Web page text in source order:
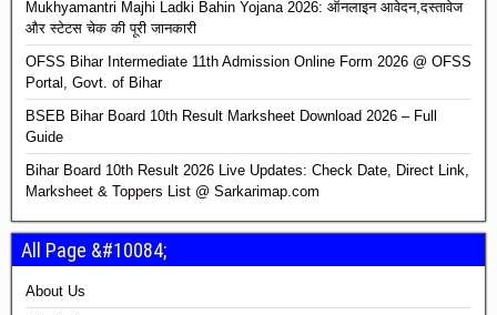
Mukhyamantri Majhi Ladki Bahin Yojana 2026: ऑनलाइन आवेदन,दस्तावेज
और स्टेटस चेक की पूरी जानकारी
OFSS Bihar Intermediate 11th Admission Online Form 2026 @ OFSS
Portal, Govt. of Bihar
BSEB Bihar Board 10th Result Marksheet Download 2026 – Full
Guide
Bihar Board 10th Result 2026 Live Updates: Check Date, Direct Link,
Marksheet & Toppers List @ Sarkarimap.com
All Page &#10084;
About Us